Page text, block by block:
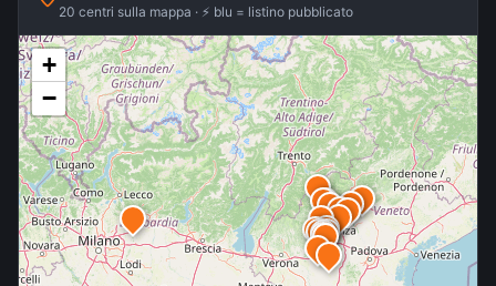
20 centri sulla mappa · ⚡ blu = listino pubblicato
+
−